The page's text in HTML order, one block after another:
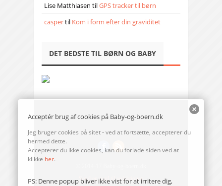
Lise Matthiasen tilGPS tracker til børn
caspertil Kom i form efter din graviditet
DET BEDSTE TIL BØRN OG BABY
Send en mail til redaktionen
Acceptér brug af cookies på Baby-og-boern.dk
Jeg bruger cookies på sitet - ved at fortsætte, accepterer du
hermed dette.
Accepterer du ikke cookies, kan du forlade siden ved at
klikke her.
PS: Denne popup bliver ikke vist for at irritere dig,